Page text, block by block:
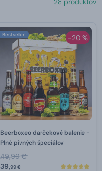
28 produktov
-20 %
Bestseller
Beerboxeo darčekové balenie -
Plné pivných špeciálov
49,99 €
39,99 €